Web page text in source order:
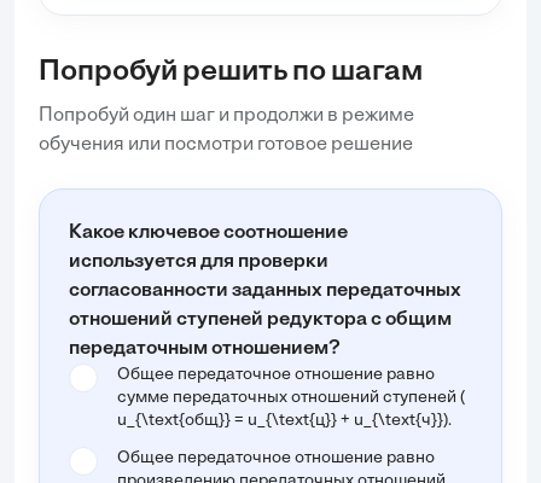
Попробуй решить по шагам
Попробуй один шаг и продолжи в режиме
обучения или посмотри готовое решение
Какое ключевое соотношение
используется для проверки
согласованности заданных передаточных
отношений ступеней редуктора с общим
передаточным отношением?
Общее передаточное отношение равно
сумме передаточных отношений ступеней (
u_{\text{общ}} = u_{\text{ц}} + u_{\text{ч}}).
Общее передаточное отношение равно